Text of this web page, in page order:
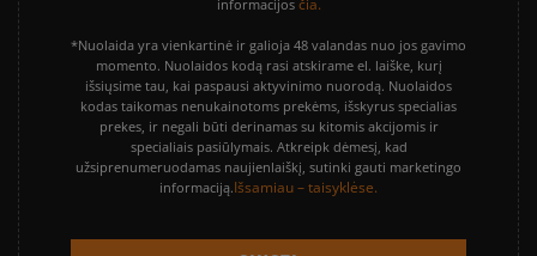
informacijos čia.
*Nuolaida yra vienkartinė ir galioja 48 valandas nuo jos gavimo
momento. Nuolaidos kodą rasi atskirame el. laiške, kurį
išsiųsime tau, kai paspausi aktyvinimo nuorodą. Nuolaidos
kodas taikomas nenukainotoms prekėms, išskyrus specialias
prekes, ir negali būti derinamas su kitomis akcijomis ir
specialiais pasiūlymais. Atkreipk dėmesį, kad
užsiprenumeruodamas naujienlaiškį, sutinki gauti marketingo
informaciją.Išsamiau – taisyklėse.